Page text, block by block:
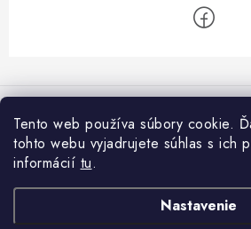
Tento web používa súbory cookie.
tohto webu vyjadrujete súhlas s ich
informácií tu.
Nastavenie
á
Prečo nakúpiť u nás?
Naša predajňa
Naše predajne
O nás